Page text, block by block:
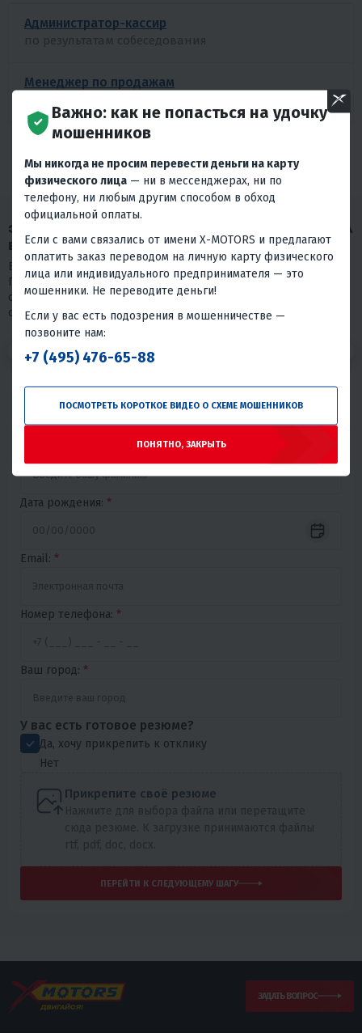
Администратор-кассир
по результатам собеседования
Менеджер по продажам
ЗАПОЛНИТЕ АНКЕТУ, ЧТОБЫ ОТКЛИКНУТЬСЯ НА
ВАКАНСИЮ
Благодарим Вас за проявленный интерес к нашей компании.
Просим пройти короткий тест. Пожалуйста, отнеситесь к нему
серьезно, так как в нашем выборе мы на 80% будем
основываться на его результаты.
Имя: *
Дата рождения: *
Email: *
Номер телефона: *
Ваш город: *
У вас есть готовое резюме?
Да, хочу прикрепить к отклику
Нет
Прикрепите своё резюме
ПЕРЕЙТИ К СЛЕДУЮЩЕМУ ШАГУ
ЗАДАТЬ ВОПРОС
Важно: как не попасться на удочку
мошенников
Мы никогда не просим перевести деньги на карту
физического лица — ни в мессенджерах, ни по
телефону, ни любым другим способом в обход
официальной оплаты.
Если с вами связались от имени X-MOTORS и предлагают
оплатить заказ переводом на личную карту физического
лица или индивидуального предпринимателя — это
мошенники. Не переводите деньги!
Если у вас есть подозрения в мошенничестве —
позвоните нам:
+7 (495) 476-65-88
ПОСМОТРЕТЬ КОРОТКОЕ ВИДЕО О СХЕМЕ МОШЕННИКОВ
ПОНЯТНО, ЗАКРЫТЬ